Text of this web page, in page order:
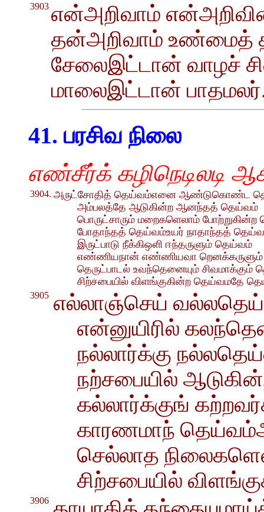
3903 என்அறிவாம்
தன்அறிவாம் உண்மைத்
சேலைஇட்டான் வாழச்
மாலைஇட்டான்
41. பரசிவ நிலை
எண்சீர்க் கழிநெடிலடி
3904. அருட்சோதித் தெய்வம்எனை ஆண்டுகொண்ட
அம்பலத்தே ஆடுகின்ற ஆனந்தத் தெய்வம்
பொருட்சாரும் மறைகளெலாம்
போதாந்தத் தெய்வம்உயர் நாதாந்தத்
இருட்பாடு நீக்கிஒளி ஈந்தருளும் தெய்வம்
எண்ணியநான் எண்ணியவா
தெருட்பாடல் உவந்தெனையும் சிவமாக்கும்
சிற்சபையில் விளங்குகின்ற தெய்வமதே
3905 எல்லாஞ்செய்
என்னுயிரில்
நல்லார்க்கு
நற்சபையில்
கல்லார்க்குங்
காரணமாந்
செல்லாத
சிற்சபையில்
3906